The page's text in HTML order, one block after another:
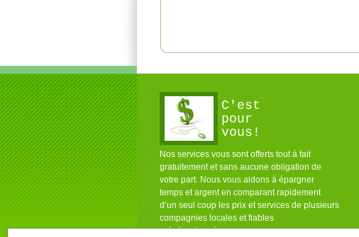
C'est
pour
vous!
Nos services vous sont offerts tout à fait
gratuitement et sans aucune obligation de
votre part. Nous vous aidons à épargner
temps et argent en comparant rapidement
d’un seul coup les prix et services de plusieurs
compagnies locales et fiables
présélectionnées pour vous.